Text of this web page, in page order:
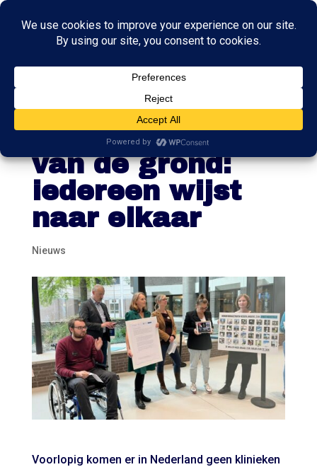
Longcovidkliniek
en komen niet
van de grond:
iedereen wijst
naar elkaar
Nieuws
Voorlopig komen er in Nederland geen klinieken